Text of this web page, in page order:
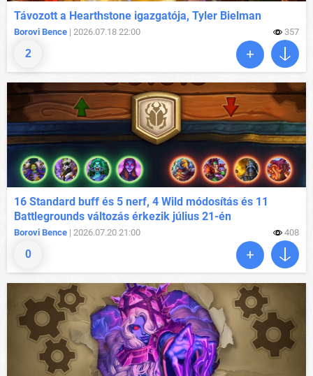
2
Távozott a Hearthstone igazgatója, Tyler Bielman
Borovi Bence | 2026.07.18 22:00 357
0
16 Standard buff és 5 nerf, 4 Wild módosítás és 11
Battlegrounds változás érkezik július 21-én
Borovi Bence | 2026.07.20 21:00 408